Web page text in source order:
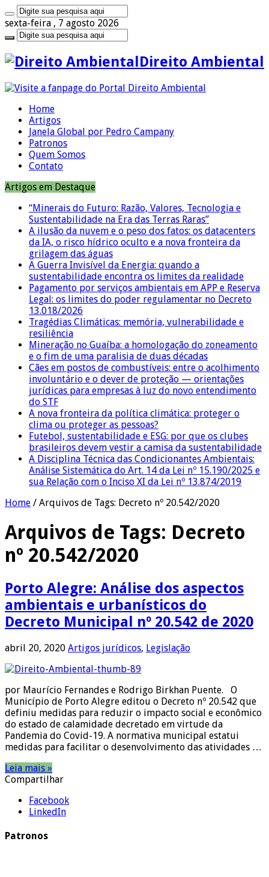
sexta-feira , 7 agosto 2026
Direito Ambiental
Home
Artigos
Janela Global por Pedro Campany
Patronos
Quem Somos
Contato
Artigos em Destaque
“Minerais do Futuro: Razão, Valores, Tecnologia e
Sustentabilidade na Era das Terras Raras”
A ilusão da nuvem e o peso dos fatos: os datacenters
da IA, o risco hídrico oculto e a nova fronteira da
grilagem das águas
A Guerra Invisível da Energia: quando a
sustentabilidade encontra os limites da realidade
Pagamento por serviços ambientais em APP e Reserva
Legal: os limites do poder regulamentar no Decreto
13.018/2026
Tragédias Climáticas: memória, vulnerabilidade e
resiliência
Mineração no Guaíba: a homologação do zoneamento
e o fim de uma paralisia de duas décadas
Cães em postos de combustíveis: entre o acolhimento
involuntário e o dever de proteção — orientações
jurídicas para empresas à luz do novo entendimento
do STF
A nova fronteira da política climática: proteger o
clima ou proteger as pessoas?
Futebol, sustentabilidade e ESG: por que os clubes
brasileiros devem vestir a camisa da sustentabilidade
A Disciplina Técnica das Condicionantes Ambientais:
Análise Sistemática do Art. 14 da Lei nº 15.190/2025 e
sua Relação com o Inciso XI da Lei nº 13.874/2019
Home / Arquivos de Tags: Decreto nº 20.542/2020
Arquivos de Tags: Decreto
nº 20.542/2020
Porto Alegre: Análise dos aspectos
ambientais e urbanísticos do
Decreto Municipal nº 20.542 de 2020
abril 20, 2020 Artigos jurídicos, Legislação
por Maurício Fernandes e Rodrigo Birkhan Puente. O
Município de Porto Alegre editou o Decreto nº 20.542 que
definiu medidas para reduzir o impacto social e econômico
do estado de calamidade decretado em virtude da
Pandemia do Covid-19. A normativa municipal estatui
medidas para facilitar o desenvolvimento das atividades …
Leia mais »
Compartilhar
Facebook
LinkedIn
Patronos